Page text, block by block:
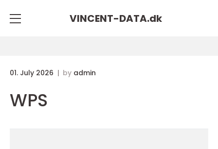
VINCENT-DATA.dk
01. July 2026 by admin
WPS